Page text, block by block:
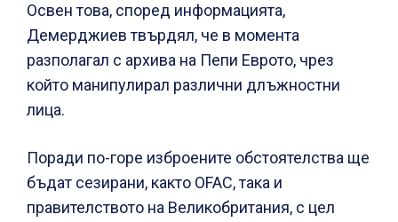
Освен това, според информацията,
Демерджиев твърдял, че в момента
разполагал с архива на Пепи Еврото, чрез
който манипулирал различни длъжностни
лица.
Поради по-горе изброените обстоятелства ще
бъдат сезирани, както OFAC, така и
правителството на Великобритания, с цел